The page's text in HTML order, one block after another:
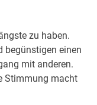
zu haben.
begünstigen einen
mit anderen.
Stimmung macht